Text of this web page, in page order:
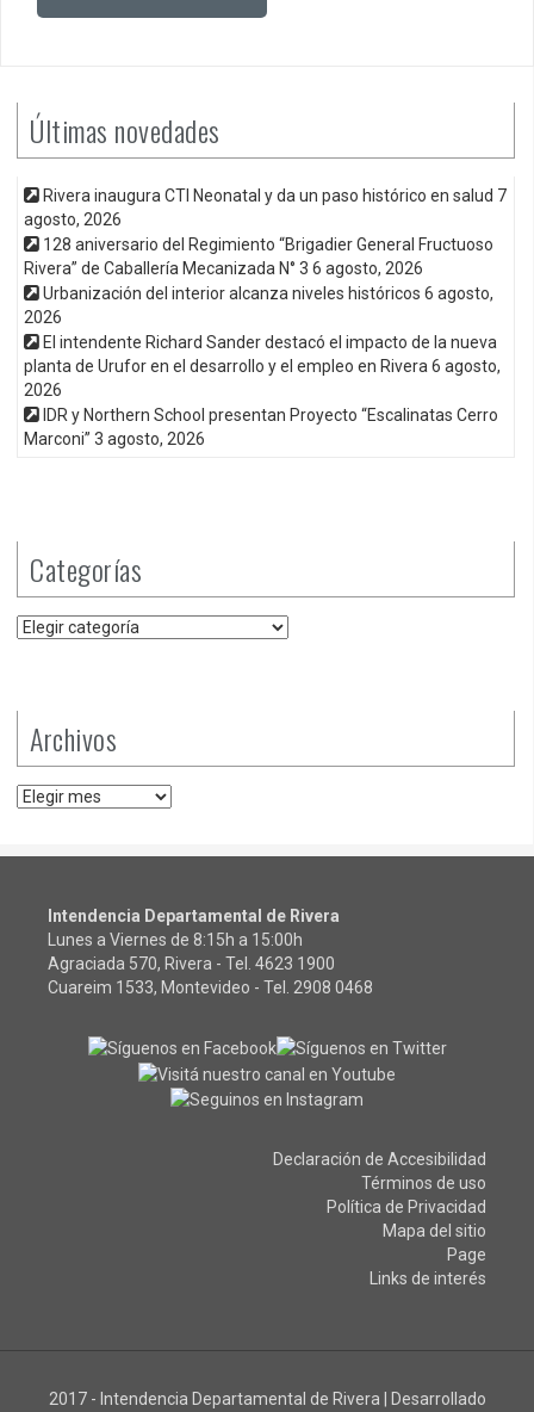
Últimas novedades
Rivera inaugura CTI Neonatal y da un paso histórico en salud 7
agosto, 2026
128 aniversario del Regimiento “Brigadier General Fructuoso
Rivera” de Caballería Mecanizada N° 3 6 agosto, 2026
Urbanización del interior alcanza niveles históricos 6 agosto,
2026
El intendente Richard Sander destacó el impacto de la nueva
planta de Urufor en el desarrollo y el empleo en Rivera 6 agosto,
2026
IDR y Northern School presentan Proyecto “Escalinatas Cerro
Marconi” 3 agosto, 2026
Categorías
Categorías
Archivos
Archivos
Intendencia Departamental de Rivera
Lunes a Viernes de 8:15h a 15:00h
Agraciada 570, Rivera - Tel. 4623 1900
Cuareim 1533, Montevideo - Tel. 2908 0468
Declaración de Accesibilidad
Términos de uso
Política de Privacidad
Mapa del sitio
Page
Links de interés
2017 - Intendencia Departamental de Rivera Desarrollado